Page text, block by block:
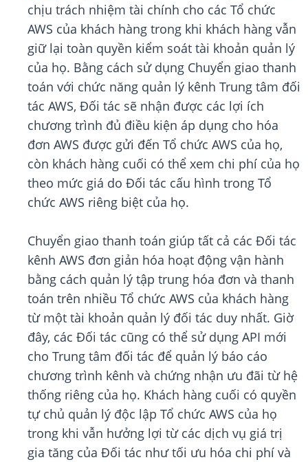
chịu trách nhiệm tài chính cho các Tổ chức
AWS của khách hàng trong khi khách hàng vẫn
giữ lại toàn quyền kiểm soát tài khoản quản lý
của họ. Bằng cách sử dụng Chuyển giao thanh
toán với chức năng quản lý kênh Trung tâm đối
tác AWS, Đối tác sẽ nhận được các lợi ích
chương trình đủ điều kiện áp dụng cho hóa
đơn AWS được gửi đến Tổ chức AWS của họ,
còn khách hàng cuối có thể xem chi phí của họ
theo mức giá do Đối tác cấu hình trong Tổ
chức AWS riêng biệt của họ.
Chuyển giao thanh toán giúp tất cả các Đối tác
kênh AWS đơn giản hóa hoạt động vận hành
bằng cách quản lý tập trung hóa đơn và thanh
toán trên nhiều Tổ chức AWS của khách hàng
từ một tài khoản quản lý đối tác duy nhất. Giờ
đây, các Đối tác cũng có thể sử dụng API mới
cho Trung tâm đối tác để quản lý báo cáo
chương trình kênh và chứng nhận ưu đãi từ hệ
thống riêng của họ. Khách hàng cuối có quyền
tự chủ quản lý độc lập Tổ chức AWS của họ
trong khi vẫn hưởng lợi từ các dịch vụ giá trị
gia tăng của Đối tác như tối ưu hóa chi phí và